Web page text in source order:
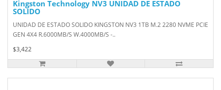
Kingston Technology NV3 UNIDAD DE ESTADO
SOLIDO
UNIDAD DE ESTADO SOLIDO KINGSTON NV3 1TB M.2 2280 NVME PCIE
GEN 4X4 R.6000MB/S W.4000MB/S -..
$3,422